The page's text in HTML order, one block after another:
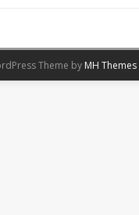
Theme by MH Themes